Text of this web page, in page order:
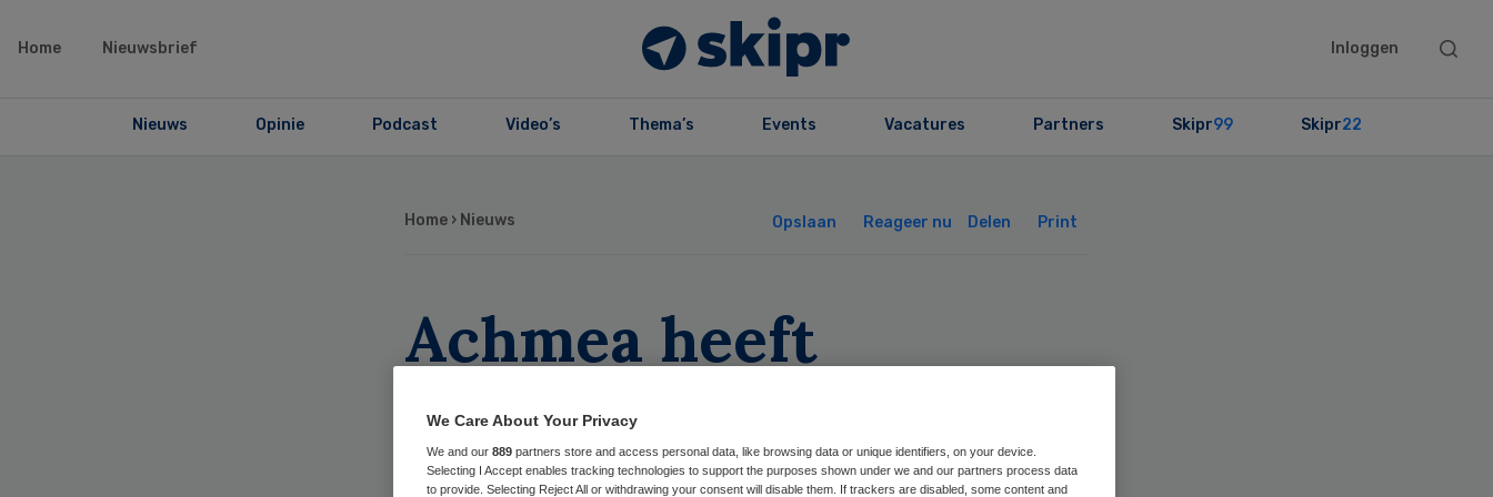
Home Nieuwsbrief Inloggen
Search
Nieuws Opinie Podcast Video’s Thema’s Events Vacatures Partners Skipr99 Skipr22
Home › Nieuws Opslaan Reageer nu Delen Print
Achmea heeft
contractering bijna
rond
We Care About Your Privacy
We and our 889 partners store and access personal data, like browsing data or unique identifiers, on your device.
Selecting I Accept enables tracking technologies to support the purposes shown under we and our partners process data
to provide. Selecting Reject All or withdrawing your consent will disable them. If trackers are disabled, some content and